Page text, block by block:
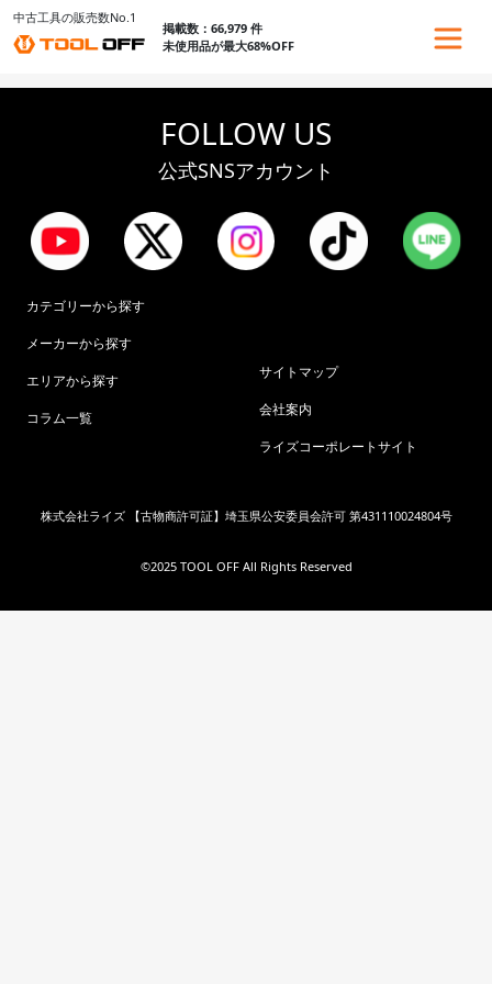
中古工具の販売数No.1
掲載数：66,979 件
未使用品が最大68%OFF
FOLLOW US
公式SNSアカウント
カテゴリーから探す
メーカーから探す
エリアから探す
コラム一覧
サイトマップ
会社案内
ライズコーポレートサイト
株式会社ライズ 【古物商許可証】埼玉県公安委員会許可 第431110024804号
©︎2025 TOOL OFF All Rights Reserved